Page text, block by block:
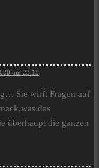
um 23:15
Sie wirft Fragen auf
das
überhaupt die ganzen